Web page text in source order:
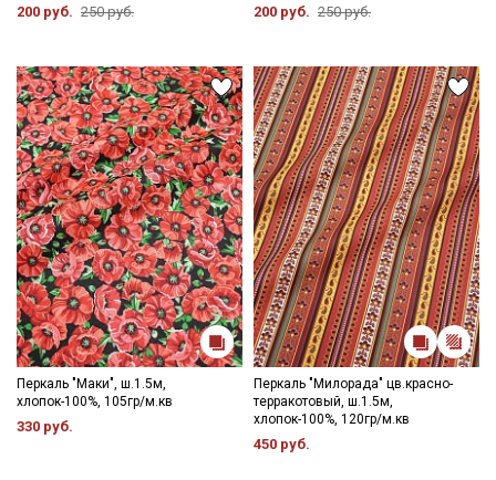
200 руб. 250 руб. 200 руб. 250 руб.
Перкаль "Маки", ш.1.5м,
хлопок-100%, 105гр/м.кв
330 руб.
Перкаль "Милорада" цв.красно-
терракотовый, ш.1.5м,
хлопок-100%, 120гр/м.кв
450 руб.